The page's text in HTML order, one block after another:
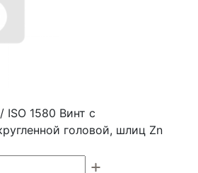
ISO 1580 Винт с
головой, шлиц Zn